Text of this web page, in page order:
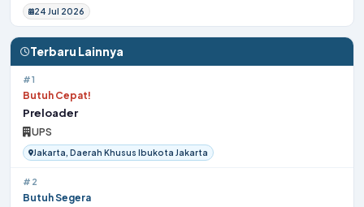
24 Jul 2026
Terbaru Lainnya
#1
Butuh Cepat!
Preloader
UPS
Jakarta, Daerah Khusus Ibukota Jakarta
#2
Butuh Segera